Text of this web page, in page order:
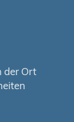
der Ort